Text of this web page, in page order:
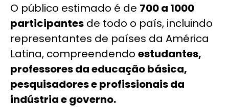
O público estimado é de 700 a 1000
participantes de todo o país, incluindo
representantes de países da América
Latina, compreendendo estudantes,
professores da educação básica,
pesquisadores e profissionais da
indústria e governo.